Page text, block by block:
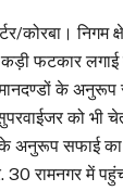
कोरबा। निगम
फटकार लगाई
मानदण्डों के
को भी
के अनुरूप सफाई
30 रामनगर में